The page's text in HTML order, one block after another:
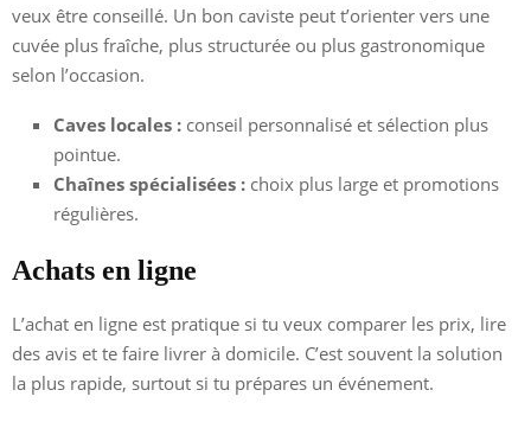
veux être conseillé. Un bon caviste peut t’orienter vers une
cuvée plus fraîche, plus structurée ou plus gastronomique
selon l’occasion.
Caves locales : conseil personnalisé et sélection plus
pointue.
Chaînes spécialisées : choix plus large et promotions
régulières.
Achats en ligne
L’achat en ligne est pratique si tu veux comparer les prix, lire
des avis et te faire livrer à domicile. C’est souvent la solution
la plus rapide, surtout si tu prépares un événement.